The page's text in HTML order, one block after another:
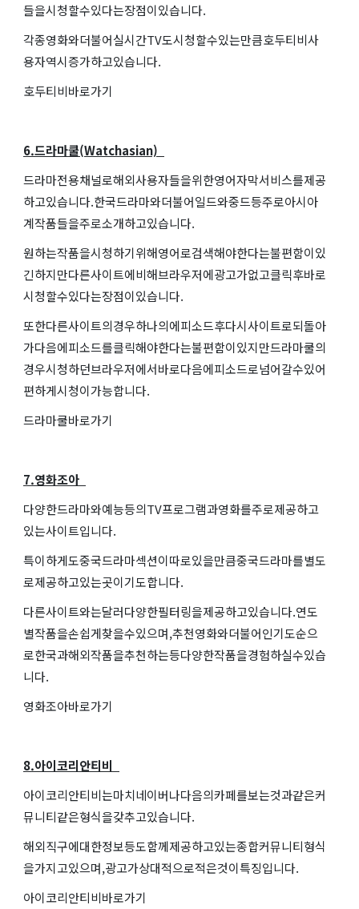
들을시청할수있다는장점이있습니다.
각종영화와더불어실시간TV도시청할수있는만큼호두티비사
용자역시증가하고있습니다.
호두티비바로가기
6.드라마쿨(Watchasian)
드라마전용채널로해외사용자들을위한영어자막서비스를제공
하고있습니다.한국드라마와더불어일드와중드등주로아시아
계작품들을주로소개하고있습니다.
원하는작품을시청하기위해영어로검색해야한다는불편함이있
긴하지만다른사이트에비해브라우저에광고가없고클릭후바로
시청할수있다는장점이있습니다.
또한다른사이트의경우하나의에피소드후다시사이트로되돌아
가다음에피소드를클릭해야한다는불편함이있지만드라마쿨의
경우시청하던브라우저에서바로다음에피소드로넘어갈수있어
편하게시청이가능합니다.
드라마쿨바로가기
7.영화조아
다양한드라마와예능등의TV프로그램과영화를주로제공하고
있는사이트입니다.
특이하게도중국드라마섹션이따로있을만큼중국드라마를별도
로제공하고있는곳이기도합니다.
다른사이트와는달러다양한필터링을제공하고있습니다.연도
별작품을손쉽게찾을수있으며,추천영화와더불어인기도순으
로한국과해외작품을추천하는등다양한작품을경험하실수있습
니다.
영화조아바로가기
8.아이코리안티비
아이코리안티비는마치네이버나다음의카페를보는것과같은커
뮤니티같은형식을갖추고있습니다.
해외직구에대한정보등도함께제공하고있는종합커뮤니티형식
을가지고있으며,광고가상대적으로적은것이특징입니다.
아이코리안티비바로가기